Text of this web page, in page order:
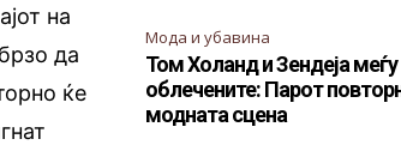
на
да
ќе
Мода и убавина
Том Холанд и Зендеја
облечените: Парот
модната сцена